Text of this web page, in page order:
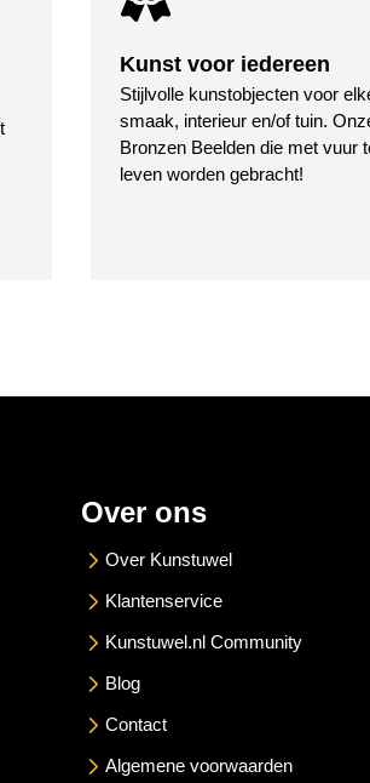
Kunst voor iedereen
Stijlvolle kunstobjecten voor
smaak, interieur en/of tuin.
Bronzen Beelden die met vuur
leven worden gebracht!
Over ons
Over Kunstuwel
Klantenservice
Kunstuwel.nl Community
Blog
Contact
Algemene voorwaarden